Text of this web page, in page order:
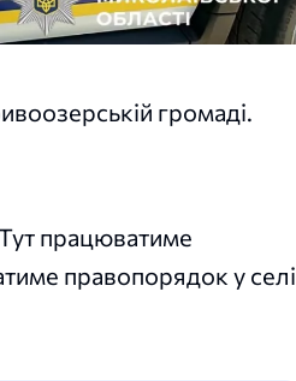
громаді.
працюватиме
правопорядок у селі